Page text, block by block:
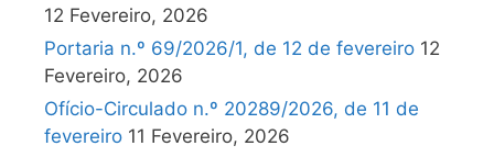
12 Fevereiro, 2026
Portaria n.º 69/2026/1, de 12 de fevereiro 12
Fevereiro, 2026
Ofício-Circulado n.º 20289/2026, de 11 de
fevereiro 11 Fevereiro, 2026